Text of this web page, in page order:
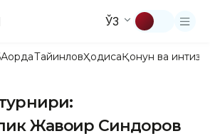
ЎЗ
АқордаТайинловҲодисаҚонун ва
Жавоҳир Синдоров